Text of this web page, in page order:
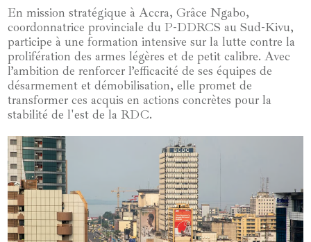
En mission stratégique à Accra, Grâce Ngabo,
coordonnatrice provinciale du P-DDRCS au Sud-Kivu,
participe à une formation intensive sur la lutte contre la
prolifération des armes légères et de petit calibre. Avec
l’ambition de renforcer l’efficacité de ses équipes de
désarmement et démobilisation, elle promet de
transformer ces acquis en actions concrètes pour la
stabilité de l'est de la RDC.